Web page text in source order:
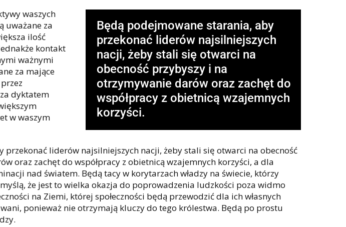
Będą podejmowane starania, aby
przekonać liderów najsilniejszych
nacji, żeby stali się otwarci na
obecność przybyszy i na
otrzymywanie darów oraz zachęt do
współpracy z obietnicą wzajemnych
korzyści.
waszych
uważane za
ilość
kontakt
ważnymi
za mające
dyktatem
w waszym
przekonać liderów najsilniejszych nacji, żeby stali się otwarci na obecność
oraz zachęt do współpracy z obietnicą wzajemnych korzyści, a dla
nad światem. Będą tacy w korytarzach władzy na świecie, którzy
że jest to wielka okazja do poprowadzenia ludzkości poza widmo
na Ziemi, której społeczności będą przewodzić dla ich własnych
ponieważ nie otrzymają kluczy do tego królestwa. Będą po prostu